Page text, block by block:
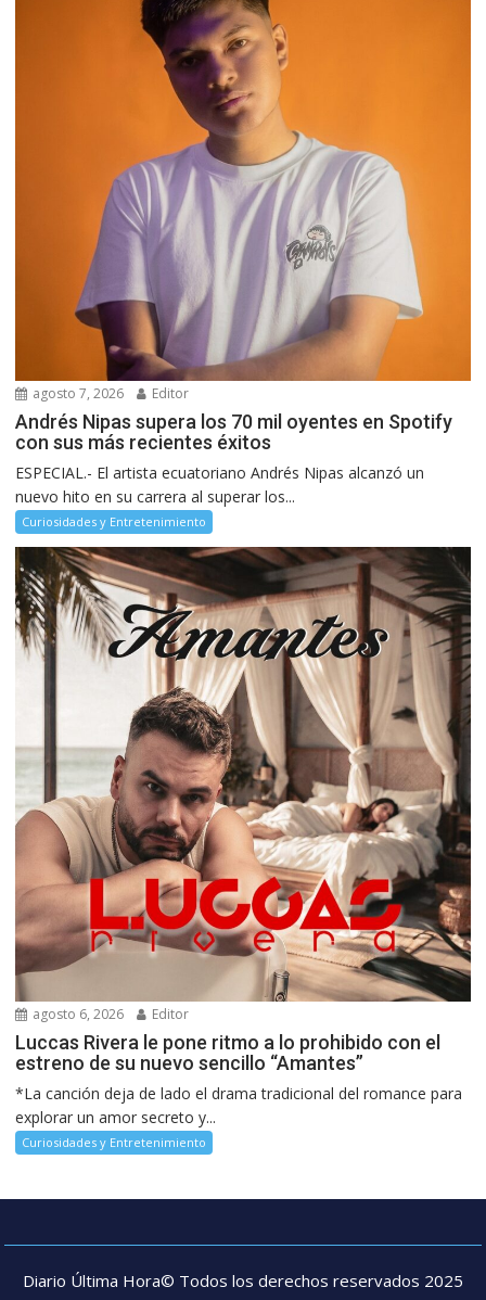
agosto 7, 2026 Editor
Andrés Nipas supera los 70 mil oyentes en Spotify
con sus más recientes éxitos
ESPECIAL.- El artista ecuatoriano Andrés Nipas alcanzó un
nuevo hito en su carrera al superar los...
Curiosidades y Entretenimiento
agosto 6, 2026 Editor
Luccas Rivera le pone ritmo a lo prohibido con el
estreno de su nuevo sencillo “Amantes”
*La canción deja de lado el drama tradicional del romance para
explorar un amor secreto y...
Curiosidades y Entretenimiento
Diario Última Hora© Todos los derechos reservados 2025